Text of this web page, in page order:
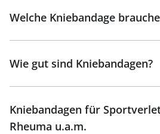
Welche Kniebandage
Wie gut sind Kniebandagen?
Kniebandagen für
Rheuma u.a.m.